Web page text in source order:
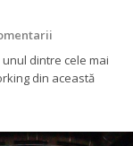
dintre cele mai
din această